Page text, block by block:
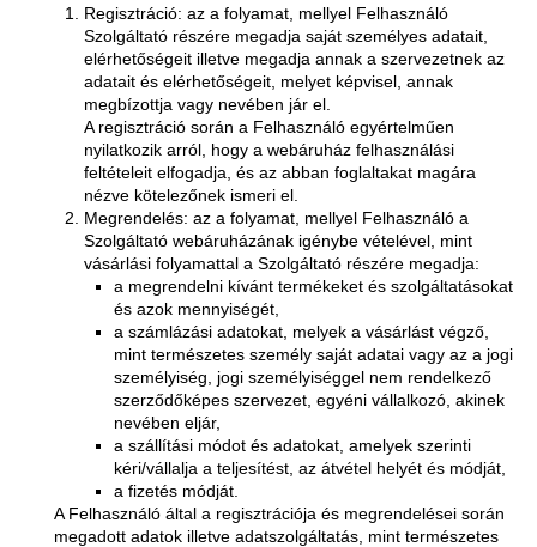
ExPL-AC-1F
ExPL-AC-3F
Napelemes termékek
DC kapcsolás és védelem
PV felügyelet
Csatlakozók, szerelvények
Matricák, táblák
PV matricák
PV felirati táblák
INFORMÁCIÓK
HOGYAN TUDOK ONLINE VÁSÁROLNI?
Regisztráció: az a folyamat, mellyel Felhasználó
Szolgáltató részére megadja saját személyes adatait,
elérhetőségeit illetve megadja annak a szervezetnek az
adatait és elérhetőségeit, melyet képvisel, annak
megbízottja vagy nevében jár el.
A regisztráció során a Felhasználó egyértelműen
nyilatkozik arról, hogy a webáruház felhasználási
feltételeit elfogadja, és az abban foglaltakat magára
nézve kötelezőnek ismeri el.
Megrendelés: az a folyamat, mellyel Felhasználó a
Szolgáltató webáruházának igénybe vételével, mint
vásárlási folyamattal a Szolgáltató részére megadja:
a megrendelni kívánt termékeket és szolgáltatásokat
és azok mennyiségét,
a számlázási adatokat, melyek a vásárlást végző,
mint természetes személy saját adatai vagy az a jogi
személyiség, jogi személyiséggel nem rendelkező
szerződőképes szervezet, egyéni vállalkozó, akinek
nevében eljár,
a szállítási módot és adatokat, amelyek szerinti
kéri/vállalja a teljesítést, az átvétel helyét és módját,
a fizetés módját.
A Felhasználó által a regisztrációja és megrendelései során
megadott adatok illetve adatszolgáltatás, mint természetes